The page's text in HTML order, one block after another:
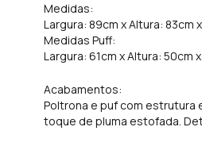
Medidas:
Largura: 89cm x Altura: 83cm
Medidas Puff:
Largura: 61cm x Altura: 50cm
Acabamentos:
Poltrona e puf com estrutura
toque de pluma estofada.